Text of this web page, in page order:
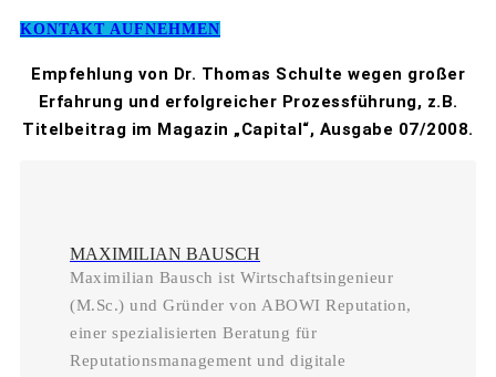
KONTAKT AUFNEHMEN
Empfehlung von Dr. Thomas Schulte wegen großer
Erfahrung und erfolgreicher Prozessführung, z.B.
Titelbeitrag im Magazin „Capital“, Ausgabe 07/2008.
MAXIMILIAN BAUSCH
Maximilian Bausch ist Wirtschaftsingenieur
(M.Sc.) und Gründer von ABOWI Reputation,
einer spezialisierten Beratung für
Reputationsmanagement und digitale